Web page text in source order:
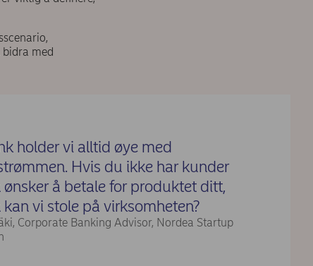
med
holder vi alltid øye med
Hvis du ikke har kunder
ønsker å betale for produktet ditt,
vi stole på virksomheten?
Corporate Banking Advisor, Nordea Startup